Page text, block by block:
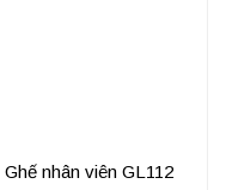
Ghế nhân viên GL112